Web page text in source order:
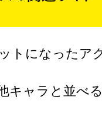
トになったア
キャラと並べ